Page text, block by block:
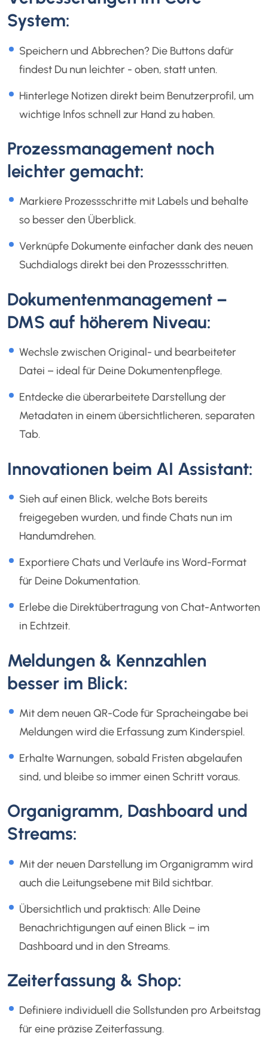
System:
Speichern und Abbrechen? Die Buttons dafür
findest Du nun leichter - oben, statt unten.
Hinterlege Notizen direkt beim Benutzerprofil, um
wichtige Infos schnell zur Hand zu haben.
Prozessmanagement noch
leichter gemacht:
Markiere Prozessschritte mit Labels und behalte
so besser den Überblick.
Verknüpfe Dokumente einfacher dank des neuen
Suchdialogs direkt bei den Prozessschritten.
Dokumentenmanagement –
DMS auf höherem Niveau:
Wechsle zwischen Original- und bearbeiteter
Datei – ideal für Deine Dokumentenpflege.
Entdecke die überarbeitete Darstellung der
Metadaten in einem übersichtlicheren, separaten
Tab.
Innovationen beim AI Assistant:
Sieh auf einen Blick, welche Bots bereits
freigegeben wurden, und finde Chats nun im
Handumdrehen.
Exportiere Chats und Verläufe ins Word-Format
für Deine Dokumentation.
Erlebe die Direktübertragung von Chat-Antworten
in Echtzeit.
Meldungen & Kennzahlen
besser im Blick:
Mit dem neuen QR-Code für Spracheingabe bei
Meldungen wird die Erfassung zum Kinderspiel.
Erhalte Warnungen, sobald Fristen abgelaufen
sind, und bleibe so immer einen Schritt voraus.
Organigramm, Dashboard und
Streams:
Mit der neuen Darstellung im Organigramm wird
auch die Leitungsebene mit Bild sichtbar.
Übersichtlich und praktisch: Alle Deine
Benachrichtigungen auf einen Blick – im
Dashboard und in den Streams.
Zeiterfassung & Shop:
Definiere individuell die Sollstunden pro Arbeitstag
für eine präzise Zeiterfassung.